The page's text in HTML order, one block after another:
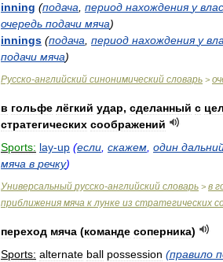
inning (подача период нахождения у
очередь подачи мяча)
innings (подача период нахождения у
подачи мяча)
Русско-английский синонимический словарь >
в гольфе лёгкий удар, сделанный с
стратегических соображений
Sports: lay-up (если скажем один
мяча в речку)
Универсальный русско-английский словарь > в
приближения мяча к лунке из стратегических
переход мяча (команде соперника)
Sports: alternate ball possession (правило